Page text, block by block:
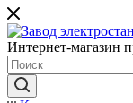
Интернет-магазин